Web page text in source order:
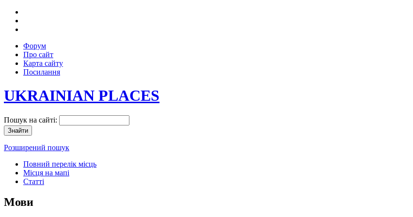
Форум
Про сайт
Карта сайту
Посилання
UKRAINIAN PLACES
Пошук на сайті:
Розширений пошук
Повний перелік місць
Місця на мапі
Статті
Мови